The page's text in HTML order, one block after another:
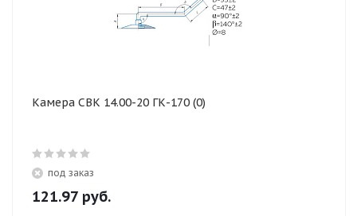
Камера СВК 14.00-20 ГК-170 (0)
под заказ
121.97 руб.